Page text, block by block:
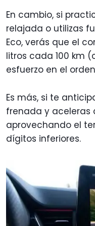
En cambio, si
relajada o utilizas
Eco, verás que el
litros cada 100 km
esfuerzo en el
Es más, si te
frenada y aceleras
aprovechando el
dígitos inferiores.